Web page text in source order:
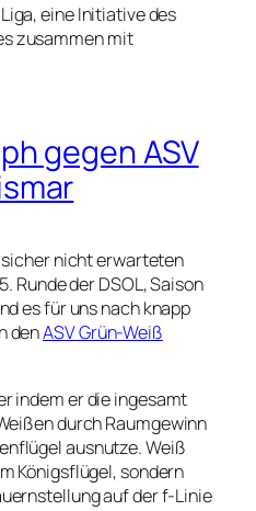
eine Initiative des
zusammen mit
gegen ASV
nicht erwarteten
Runde der DSOL, Saison
es für uns nach knapp
denASV Grün-Weiß
indem er die ingesamt
durch Raumgewinn
ausnutze. Weiß
Königsflügel, sondern
auf der f-Linie